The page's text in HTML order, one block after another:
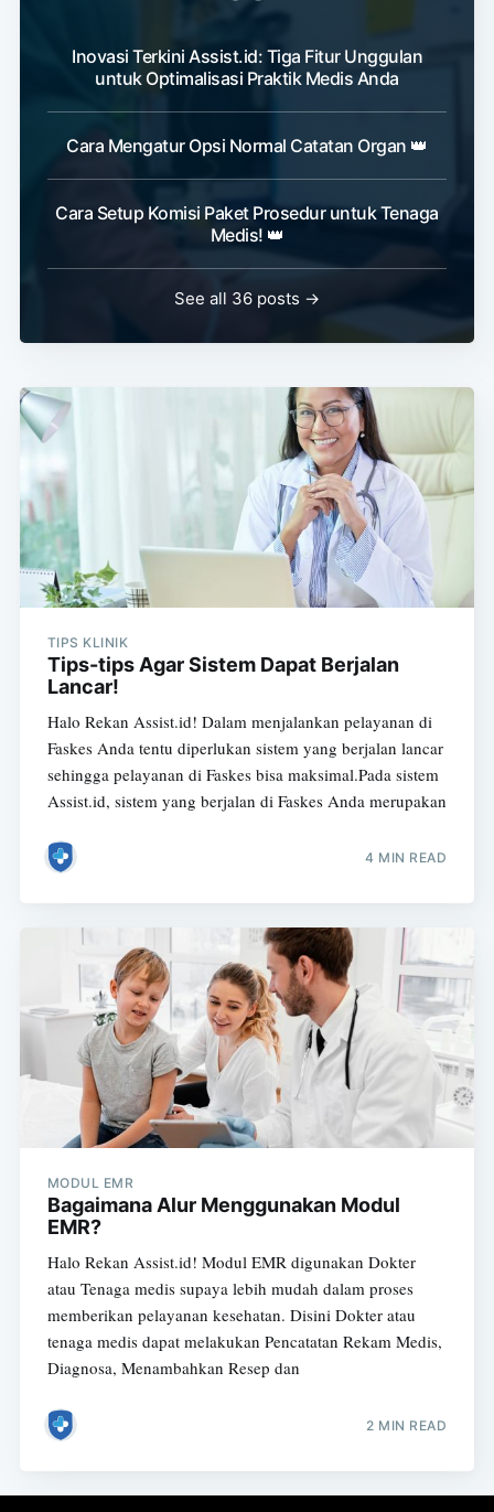
Inovasi Terkini Assist.id: Tiga Fitur Unggulan
untuk Optimalisasi Praktik Medis Anda
Cara Mengatur Opsi Normal Catatan Organ 👑
Cara Setup Komisi Paket Prosedur untuk Tenaga
Medis! 👑
See all 36 posts →
TIPS KLINIK
Tips-tips Agar Sistem Dapat Berjalan
Lancar!
Halo Rekan Assist.id! Dalam menjalankan pelayanan di
Faskes Anda tentu diperlukan sistem yang berjalan lancar
sehingga pelayanan di Faskes bisa maksimal.Pada sistem
Assist.id, sistem yang berjalan di Faskes Anda merupakan
4 MIN READ
MODUL EMR
Bagaimana Alur Menggunakan Modul
EMR?
Halo Rekan Assist.id! Modul EMR digunakan Dokter
atau Tenaga medis supaya lebih mudah dalam proses
memberikan pelayanan kesehatan. Disini Dokter atau
tenaga medis dapat melakukan Pencatatan Rekam Medis,
Diagnosa, Menambahkan Resep dan
2 MIN READ